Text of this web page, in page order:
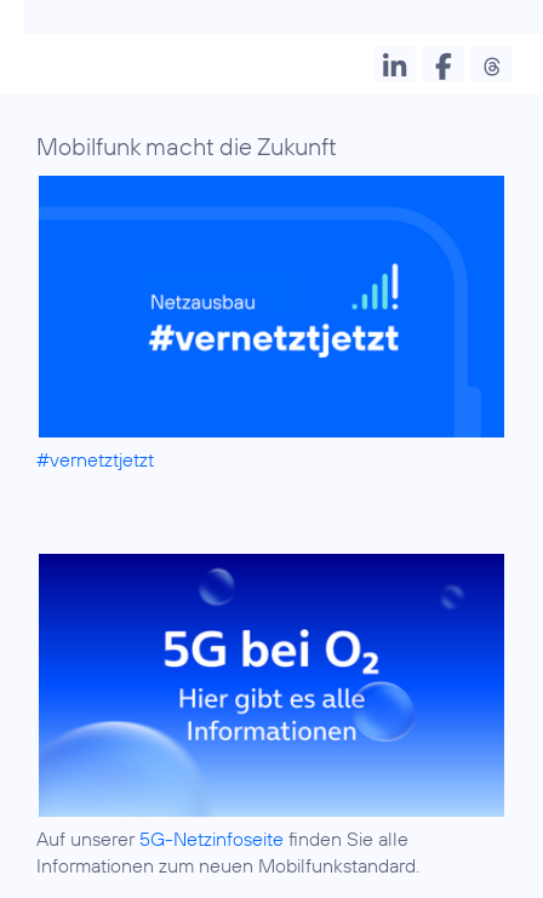
Mobilfunk macht die Zukunft
#vernetztjetzt
Auf unserer 5G-Netzinfoseite finden Sie alle
Informationen zum neuen Mobilfunkstandard.